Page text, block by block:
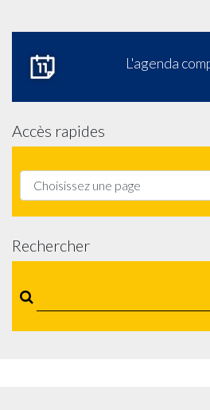
L'agenda
Accès rapides
Rechercher